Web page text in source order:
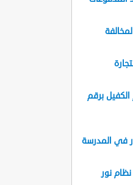
برقم
في المدرسة
نور